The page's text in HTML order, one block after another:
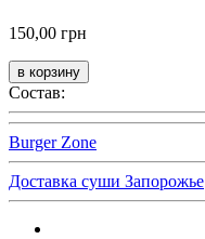
150,00 грн
Состав:
Burger Zone
Доставка суши Запорожье